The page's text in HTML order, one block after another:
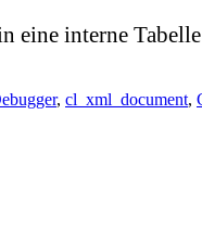
eine interne
, cl_xml_document,